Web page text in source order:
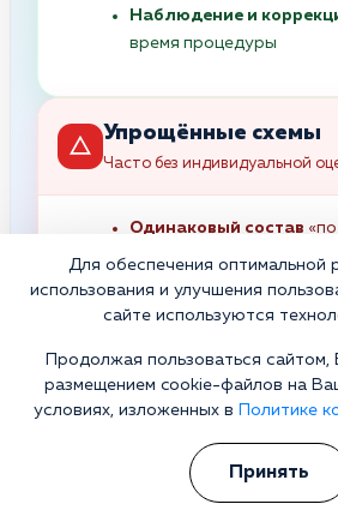
Наблюдение и
время процедуры
Упрощённые схемы
Часто без индивидуальной
Одинаковый состав
Минимальная
обезвоживания без
Без учётахронических
рисков
Без корректировки
состоянию во время
Фокус на “сделать
клиническую картину
Для обеспечения оптимальной
использования и улучшения
сайте используются
Продолжая пользоваться сайтом,
размещением cookie-файлов на
условиях, изложенных в
Политике
Принять